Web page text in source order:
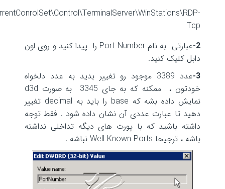
Tcp
2-
عبارتی به نام Port Number را پیدا کنید و روی اون
دابل کلیک کنید.
3-
عدد 3389 موجود رو تغییر بدید به عدد دلخواه
خودتون ، ممکنه که به جای 3345 به صورت d3d
نمایش داده بشه که base را باید به decimal تغییر
دهید تا عبارت عددی آن نشان داده شود . فقط توجه
داشته باشید که با پورت های دیگه تداخلی نداشته
باشه ، ترجیحا Well Known Ports نباشه .